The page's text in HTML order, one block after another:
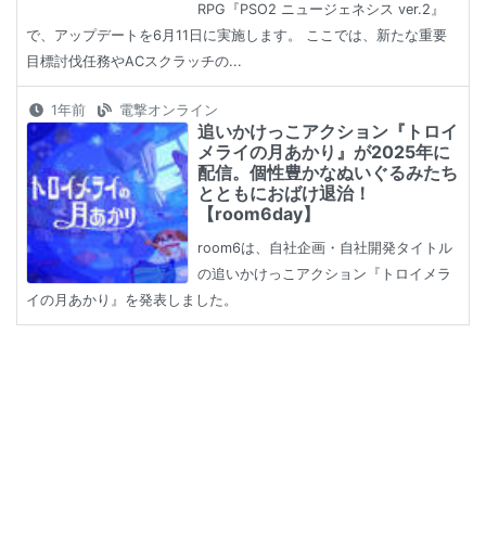
RPG『PSO2 ニュージェネシス ver.2』
で、アップデートを6月11日に実施します。 ここでは、新たな重要
目標討伐任務やACスクラッチの...
1年前 電撃オンライン
追いかけっこアクション『トロイ
メライの月あかり』が2025年に
配信。個性豊かなぬいぐるみたち
とともにおばけ退治！
【room6day】
room6は、自社企画・自社開発タイトル
の追いかけっこアクション『トロイメラ
イの月あかり』を発表しました。